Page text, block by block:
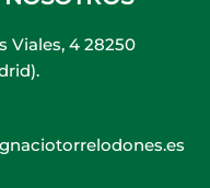
Viales, 4 28250